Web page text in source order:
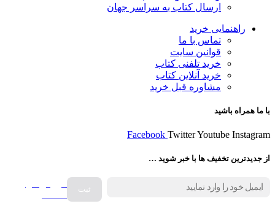
ارسال کتاب به سراسر جهان
راهنمایی خرید
تماس با ما
قوانین سایت
خرید تلفنی کتاب
خرید آنلاین کتاب
مشاوره قبل خرید
با ما همراه باشید
Facebook TwitterYoutube Instagram
از جدیدترین تخفیف ها با خبر شوید …
فروش انواع